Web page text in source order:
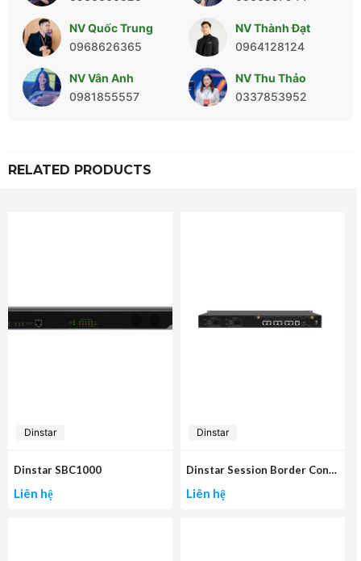
NV Quốc Trung
0968626365
NV Thành Đạt
0964128124
NV Vân Anh
0981855557
NV Thu Thảo
0337853952
RELATED PRODUCTS
Dinstar
Dinstar SBC1000
Liên hệ
Dinstar
Dinstar Session Border Controller SBC1000
Liên hệ